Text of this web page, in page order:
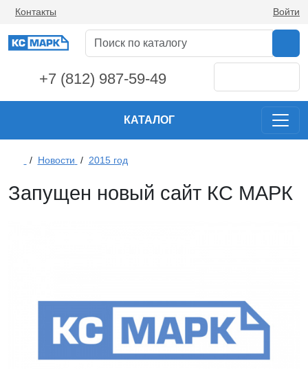
Контакты Войти
+7 (812) 987-59-49
КАТАЛОГ
/ Новости / 2015 год
Запущен новый сайт КС МАРК